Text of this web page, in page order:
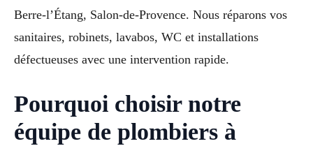
Berre-l’Étang, Salon-de-Provence. Nous réparons vos
sanitaires, robinets, lavabos, WC et installations
défectueuses avec une intervention rapide.
Pourquoi choisir notre
équipe de plombiers à